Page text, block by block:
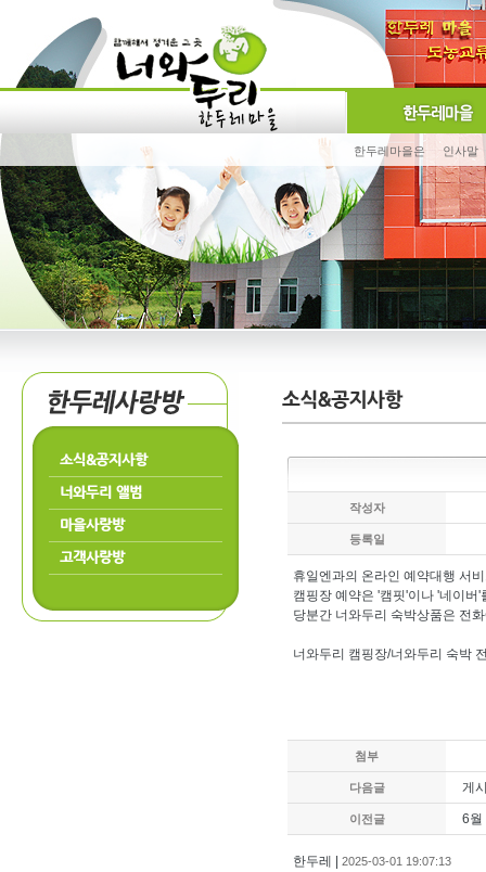
한두레마을은 인사말
소식&공지사항
너와두리 앨범
마을사랑방
고객사랑방
작성자
등록일
휴일엔과의 온라인 예약대행 서
캠핑장 예약은 '캠핏'이나 '네이버
당분간 너와두리 숙박상품은 전
너와두리 캠핑장/너와두리 숙박
첨부
다음글 게
이전글 6월
한두레 | 2025-03-01 19:07:13